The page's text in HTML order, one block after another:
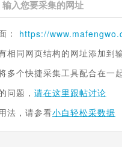
： https://
相同网页结构的网址添加到
多个快捷采集工具配合在一
问题， 请在这里跟帖讨论
法，请参看小白轻松采数据